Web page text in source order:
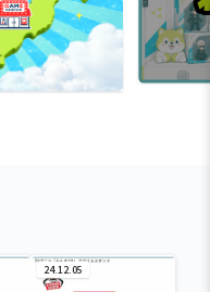
24.12.05